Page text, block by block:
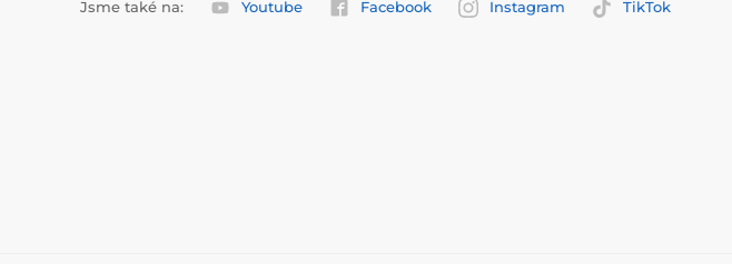
Jsme také na: Youtube Facebook Instagram TikTok